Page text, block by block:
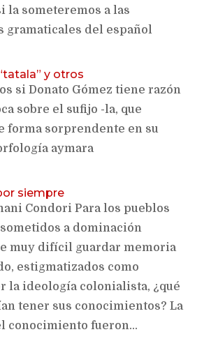
la someteremos a las
gramaticales del español
y otros
si Donato Gómez tiene razón
sobre el sufijo -la, que
forma sorprendente en su
aymara
siempre
Condori Para los pueblos
a dominación
muy difícil guardar memoria
estigmatizados como
la ideología colonialista, ¿qué
tener sus conocimientos? La
conocimiento fueron...